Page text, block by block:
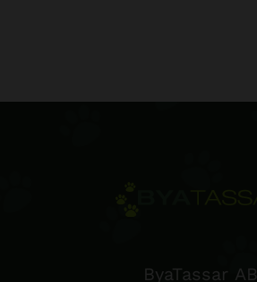
ByaTassar AB